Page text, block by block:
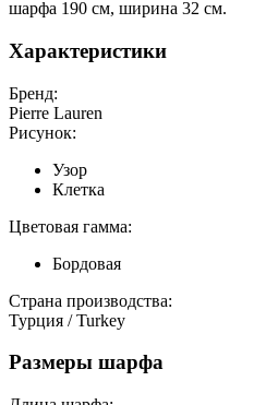
шарфа 190 см, ширина 32 см.
Характеристики
Бренд:
Pierre Lauren
Рисунок:
Узор
Клетка
Цветовая гамма:
Бордовая
Страна производства:
Турция / Turkey
Размеры шарфа